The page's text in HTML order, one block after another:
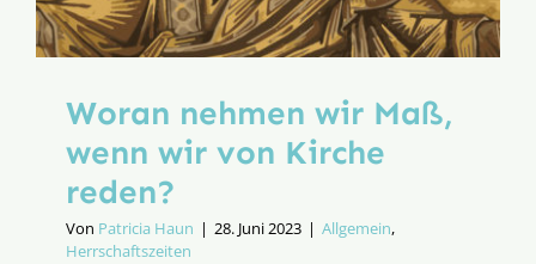
Woran nehmen wir Maß,
wenn wir von Kirche
reden?
Von Patricia Haun | 28. Juni 2023 | Allgemein,
Herrschaftszeiten